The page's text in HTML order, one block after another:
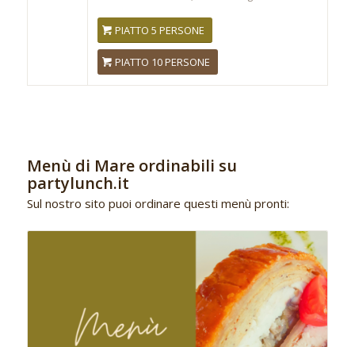
PIATTO 5 PERSONE
PIATTO 10 PERSONE
Menù di Mare ordinabili su
partylunch.it
Sul nostro sito puoi ordinare questi menù pronti: